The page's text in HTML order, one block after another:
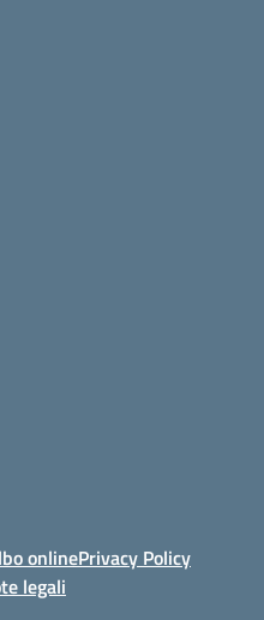
onlinePrivacy Policy
legali